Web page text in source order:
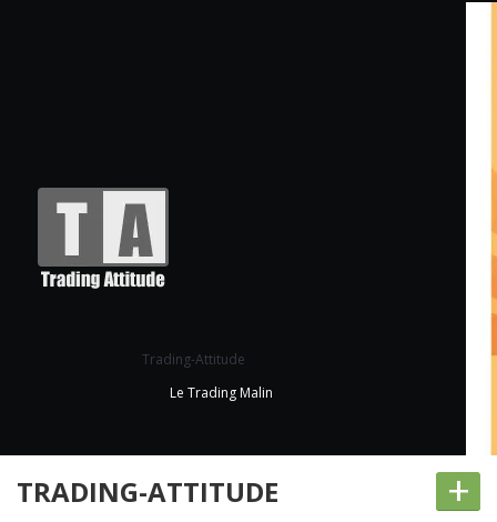
Trading-Attitude
Le Trading Malin
TRADING-ATTITUDE +